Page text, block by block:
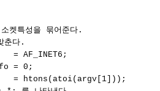
특성을 묶어준다.
다.
AF_INET6;
= 0;
htons(atoi(argv[1]));